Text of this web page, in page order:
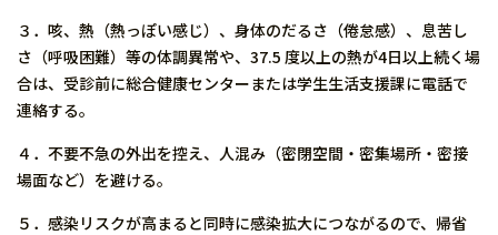
３．咳、熱（熱っぽい感じ）、身体のだるさ（倦怠感）、息苦し
さ（呼吸困難）等の体調異常や、37.5 度以上の熱が4日以上続く場
合は、受診前に総合健康センターまたは学生生活支援課に電話で
連絡する。
４．不要不急の外出を控え、人混み（密閉空間・密集場所・密接
場面など）を避ける。
５．感染リスクが高まると同時に感染拡大につながるので、帰省